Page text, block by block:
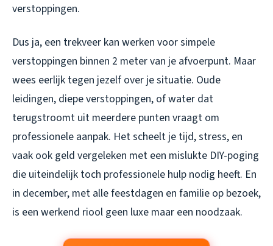
verstoppingen.
Dus ja, een trekveer kan werken voor simpele
verstoppingen binnen 2 meter van je afvoerpunt. Maar
wees eerlijk tegen jezelf over je situatie. Oude
leidingen, diepe verstoppingen, of water dat
terugstroomt uit meerdere punten vraagt om
professionele aanpak. Het scheelt je tijd, stress, en
vaak ook geld vergeleken met een mislukte DIY-poging
die uiteindelijk toch professionele hulp nodig heeft. En
in december, met alle feestdagen en familie op bezoek,
is een werkend riool geen luxe maar een noodzaak.